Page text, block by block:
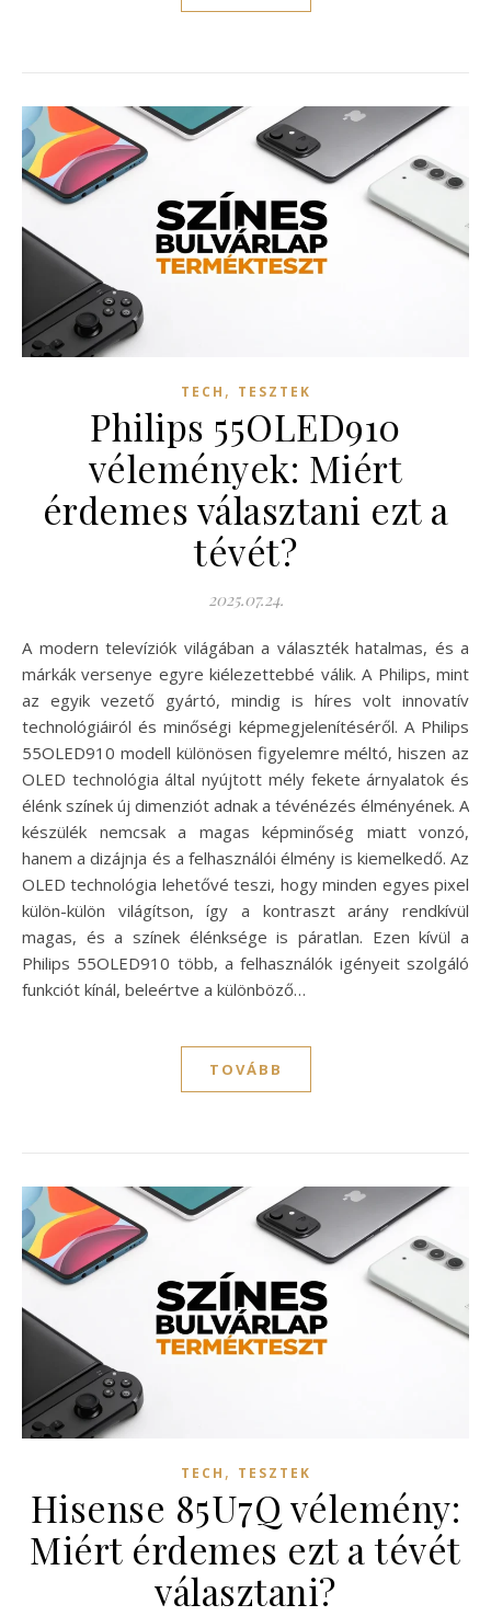
TECH , TESZTEK
Philips 55OLED910
vélemények: Miért
érdemes választani ezt a
tévét?
2025.07.24.
A modern televíziók világában a választék hatalmas, és a
márkák versenye egyre kiélezettebbé válik. A Philips, mint
az egyik vezető gyártó, mindig is híres volt innovatív
technológiáiról és minőségi képmegjelenítéséről. A Philips
55OLED910 modell különösen figyelemre méltó, hiszen az
OLED technológia által nyújtott mély fekete árnyalatok és
élénk színek új dimenziót adnak a tévénézés élményének. A
készülék nemcsak a magas képminőség miatt vonzó,
hanem a dizájnja és a felhasználói élmény is kiemelkedő. Az
OLED technológia lehetővé teszi, hogy minden egyes pixel
külön-külön világítson, így a kontraszt arány rendkívül
magas, és a színek élénksége is páratlan. Ezen kívül a
Philips 55OLED910 több, a felhasználók igényeit szolgáló
funkciót kínál, beleértve a különböző…
TOVÁBB
TECH , TESZTEK
Hisense 85U7Q vélemény:
Miért érdemes ezt a tévét
választani?